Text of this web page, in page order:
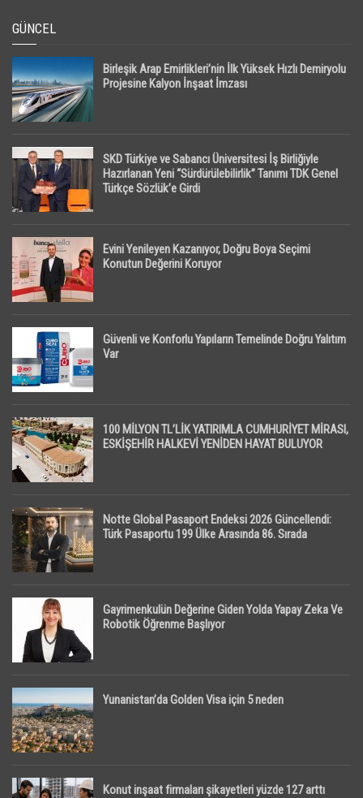
GÜNCEL
Birleşik Arap Emirlikleri’nin İlk Yüksek Hızlı Demiryolu
Projesine Kalyon İnşaat İmzası
SKD Türkiye ve Sabancı Üniversitesi İş Birliğiyle
Hazırlanan Yeni “Sürdürülebilirlik” Tanımı TDK Genel
Türkçe Sözlük’e Girdi
Evini Yenileyen Kazanıyor, Doğru Boya Seçimi
Konutun Değerini Koruyor
Güvenli ve Konforlu Yapıların Temelinde Doğru Yalıtım
Var
100 MİLYON TL’LİK YATIRIMLA CUMHURİYET MİRASI,
ESKİŞEHİR HALKEVİ YENİDEN HAYAT BULUYOR
Notte Global Pasaport Endeksi 2026 Güncellendi:
Türk Pasaportu 199 Ülke Arasında 86. Sırada
Gayrimenkulün Değerine Giden Yolda Yapay Zeka Ve
Robotik Öğrenme Başlıyor
Yunanistan’da Golden Visa için 5 neden
Konut inşaat firmaları şikayetleri yüzde 127 arttı